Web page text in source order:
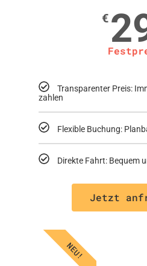
€
Transparenter Preis:
zahlen
Flexible Buchung:
Direkte Fahrt: Bequem
Jetzt
NEU!